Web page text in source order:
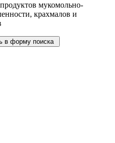
мукомольно-
крахмалов и